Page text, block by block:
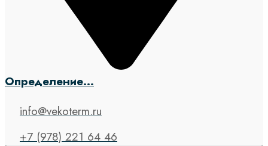
Определение...
info@vekoterm.ru
+7 (978) 221 64 46